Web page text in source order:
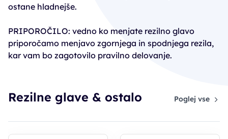
ostane hladnejše.
PRIPOROČILO: vedno ko menjate rezilno glavo
priporočamo menjavo zgornjega in spodnjega rezila,
kar vam bo zagotovilo pravilno delovanje.
Rezilne glave & ostalo Poglej vse